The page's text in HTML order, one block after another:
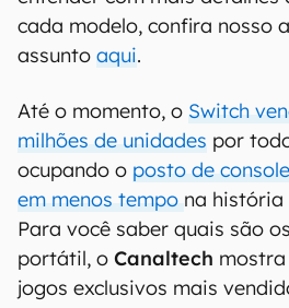
cada modelo, confira nosso
assunto aqui.
Até o momento, o Switch
milhões de unidades por
ocupando o posto de
em menos tempo na história
Para você saber quais são
portátil, o Canaltech mostra
jogos exclusivos mais